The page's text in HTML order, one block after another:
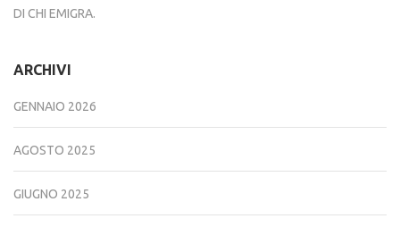
DI CHI EMIGRA.
ARCHIVI
GENNAIO 2026
AGOSTO 2025
GIUGNO 2025